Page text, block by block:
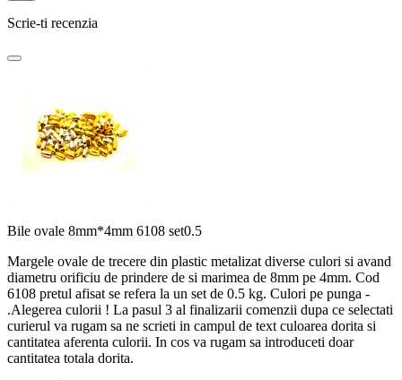
Scrie-ti recenzia
Bile ovale 8mm*4mm 6108 set0.5
Margele ovale de trecere din plastic metalizat diverse culori si avand
diametru orificiu de prindere de si marimea de 8mm pe 4mm. Cod
6108 pretul afisat se refera la un set de 0.5 kg. Culori pe punga -
.Alegerea culorii ! La pasul 3 al finalizarii comenzii dupa ce selectati
curierul va rugam sa ne scrieti in campul de text culoarea dorita si
cantitatea aferenta culorii. In cos va rugam sa introduceti doar
cantitatea totala dorita.